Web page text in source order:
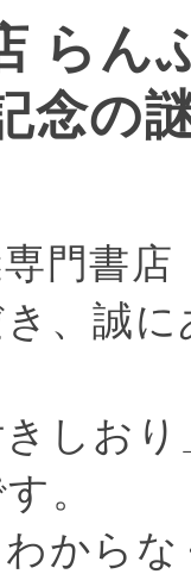
らん
念の
専門書
、誠
しお
。
から